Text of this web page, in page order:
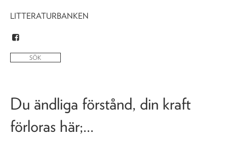
LITTERATURBANKEN
Du ändliga förstånd, din kraft
förloras här;...